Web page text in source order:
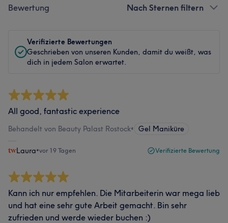
Bewertung Nach Sternen filtern
Verifizierte Bewertungen
Geschrieben von unseren Kunden, damit du weißt, was
dich in jedem Salon erwartet.
All good, fantastic experience
Behandelt von Beauty Palast Rostock• Gel Maniküre
Laura•vor 19 Tagen Verifizierte Bewertung
Kann ich nur empfehlen. Die Mitarbeiterin war mega lieb
und hat eine sehr gute Arbeit gemacht. Bin sehr
zufrieden und werde wieder buchen :)